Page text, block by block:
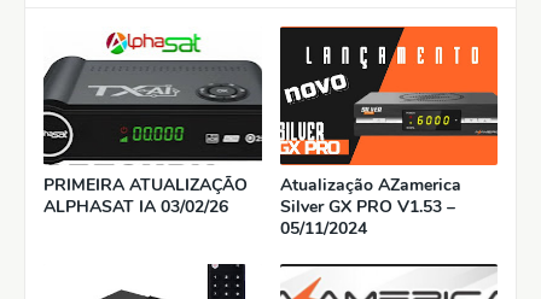
PRIMEIRA ATUALIZAÇÃO
ALPHASAT IA 03/02/26
Atualização AZamerica
Silver GX PRO V1.53 –
05/11/2024